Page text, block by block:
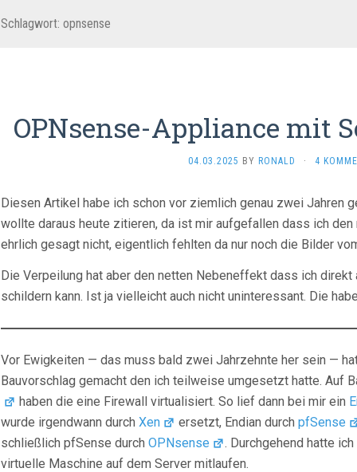
Schlagwort: opnsense
OPNsense-Appliance mit
04.03.2025 BY RONALD · 4
Diesen Artikel habe ich schon vor ziemlich genau zwei Jahren
wollte daraus heute zitieren, da ist mir aufgefallen dass ich
ehrlich gesagt nicht, eigentlich fehlten da nur noch die Bilder
Die Verpeilung hat aber den netten Nebeneffekt dass ich direkt
schildern kann. Ist ja vielleicht auch nicht uninteressant. Die
Vor Ewigkeiten — das muss bald zwei Jahrzehnte her sein —
Bauvorschlag gemacht den ich teilweise umgesetzt hatte. Auf
haben die eine Firewall virtualisiert. So lief dann bei mir ein
wurde irgendwann durch Xen ersetzt, Endian durchpfSense
schließlich pfSense durch OPNsense
. Durchgehend hatte
virtuelle Maschine auf dem Server mitlaufen.